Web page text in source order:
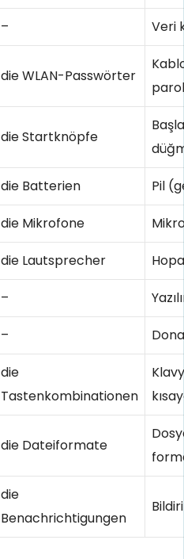
– Veri
die WLAN-Passwörter
die Startknöpfe
die Batterien Pil
die Mikrofone
die Lautsprecher
–
–
die
Tastenkombinationen
die Dateiformate
die
Benachrichtigungen